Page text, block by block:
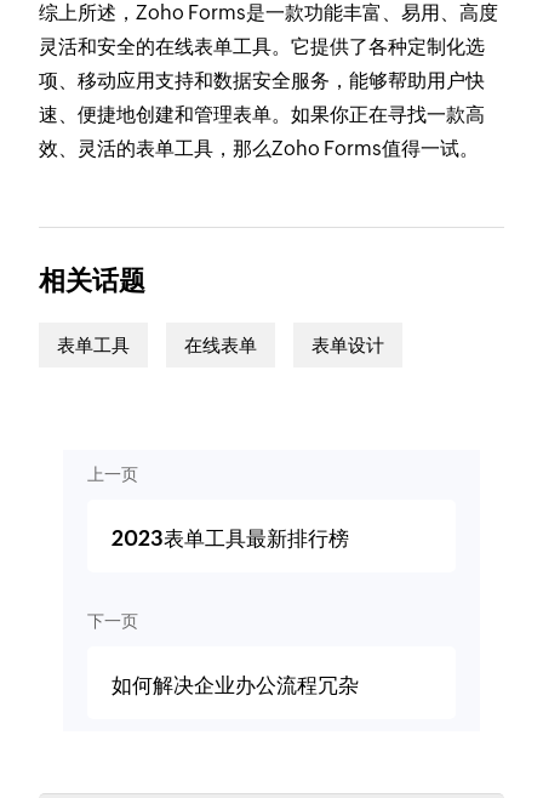
综上所述，Zoho Forms是一款功能丰富、易用、高度
灵活和安全的在线表单工具。它提供了各种定制化选
项、移动应用支持和数据安全服务，能够帮助用户快
速、便捷地创建和管理表单。如果你正在寻找一款高
效、灵活的表单工具，那么Zoho Forms值得一试。
相关话题
表单工具 在线表单 表单设计
上一页
2023表单工具最新排行榜
下一页
如何解决企业办公流程冗杂